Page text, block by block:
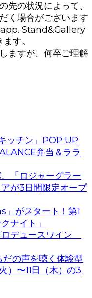
先の状況によって、
く場合がございます
Stand&Gallery
す。
ますが、何卒ご理解
ッチン」POP UP
弁当＆ララ
「ロジャーグラー
が3日間限定オープ
がスタート！第1
ナイト」
デュースワイン
の声を聴く体験型
）〜11日（木）の3